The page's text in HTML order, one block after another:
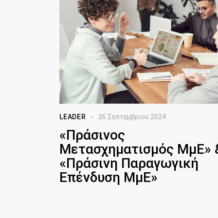
LEADER 26 Σεπτεμβρίου 2024
«Πράσινoς
Μετασχηματισμός ΜμΕ»
«Πράσινη Παραγωγική
Επένδυση ΜμΕ»